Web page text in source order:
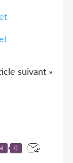
suivant »
0